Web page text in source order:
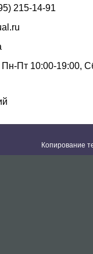
215-14-91
Пт 10:00-19:00,
Копирование